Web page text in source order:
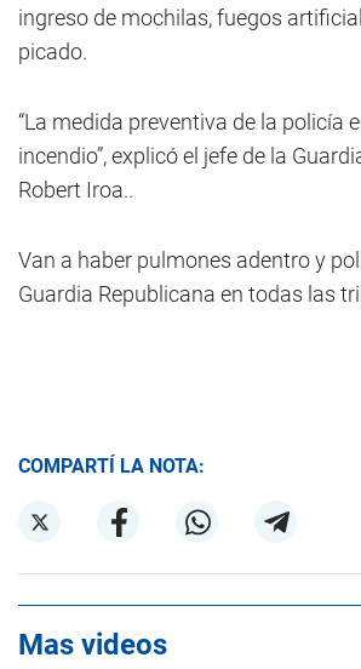
ingreso de mochilas, fuegos
picado.
“La medida preventiva de la policía
incendio”, explicó el jefe de la
Robert Iroa..
Van a haber pulmones adentro y
Guardia Republicana en todas las
COMPARTÍ LA NOTA:
Mas videos